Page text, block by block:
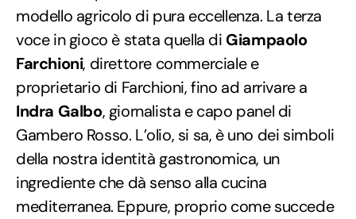
modello agricolo di pura eccellenza. La terza
voce in gioco è stata quella di Giampaolo
Farchioni, direttore commerciale e
proprietario di Farchioni, fino ad arrivare a
Indra Galbo, giornalista e capo panel di
Gambero Rosso. L’olio, si sa, è uno dei simboli
della nostra identità gastronomica, un
ingrediente che dà senso alla cucina
mediterranea. Eppure, proprio come succede